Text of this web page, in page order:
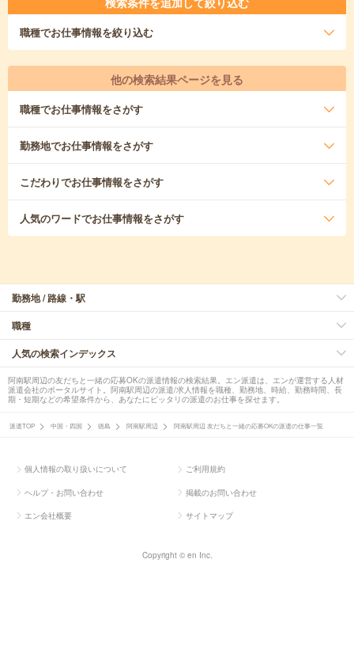
職種でお仕事情報を絞り込む
他の検索結果ページを見る
職種でお仕事情報をさがす
勤務地でお仕事情報をさがす
こだわりでお仕事情報をさがす
人気のワードでお仕事情報をさがす
勤務地 / 路線・駅
職種
人気の検索インデックス
阿南駅周辺の友だちと一緒の応募OKの派遣情報の検索結果。エン派遣は、エンが運営する人材
派遣会社のポータルサイト。阿南駅周辺の派遣/求人情報を職種、勤務地、時給、勤務時間、長
期・短期などの希望条件から、あなたにピッタリの派遣のお仕事を探せます。
派遣TOP 中国・四国 徳島 阿南駅周辺 阿南駅周辺 友だちと一緒の応募OKの派遣の仕事一覧
個人情報の取り扱いについて ご利用規約
ヘルプ・お問い合わせ 掲載のお問い合わせ
エン会社概要 サイトマップ
Copyright © en Inc.